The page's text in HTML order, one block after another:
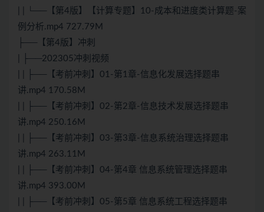
| | └──【第4版】【计算专题】10-成本和进度类计算题-案
例分析.mp4 727.79M
├──【第4版】冲刺
| ├──202305冲刺视频
| | ├──【考前冲刺】01-第1章-信息化发展选择题串
讲.mp4 170.58M
| | ├──【考前冲刺】02-第2章-信息技术发展选择题串
讲.mp4 250.16M
| | ├──【考前冲刺】03-第3章-信息系统治理选择题串
讲.mp4 263.11M
| | ├──【考前冲刺】04-第4章 信息系统管理选择题串
讲.mp4 393.00M
| | ├──【考前冲刺】05-第5章 信息系统工程选择题串